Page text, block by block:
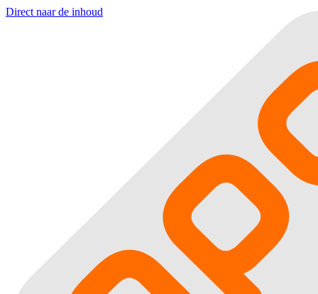
Direct naar de inhoud